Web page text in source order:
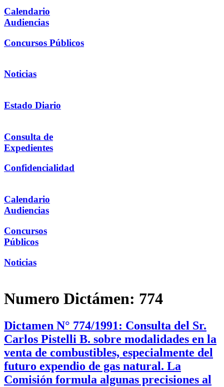
Calendario
Audiencias
Concursos Públicos
Noticias
Estado Diario
Consulta de
Expedientes
Confidencialidad
Calendario
Audiencias
Concursos
Públicos
Noticias
Numero Dictámen: 774
Dictamen N° 774/1991: Consulta del Sr.
Carlos Pistelli B. sobre modalidades en la
venta de combustibles, especialmente del
futuro expendio de gas natural. La
Comisión formula algunas precisiones al